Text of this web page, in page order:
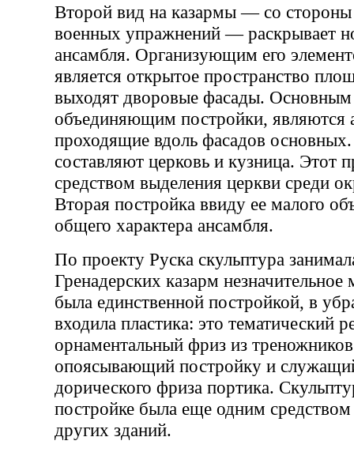
Второй вид на казармы — со
военных упражнений — раскрывает
ансамбля. Организующим его
является открытое пространство
выходят дворовые фасады.
объединяющим постройки, являются
проходящие вдоль фасадов
составляют церковь и кузница. Этот
средством выделения церкви среди
Вторая постройка ввиду ее малого
общего характера ансамбля.
По проекту Руска скульптура
Гренадерских казарм
была единственной постройкой, в
входила пластика: это тематический
орнаментальный фриз из
опоясывающий постройку и
дорического фриза портика.
постройке была еще одним средством
других зданий.